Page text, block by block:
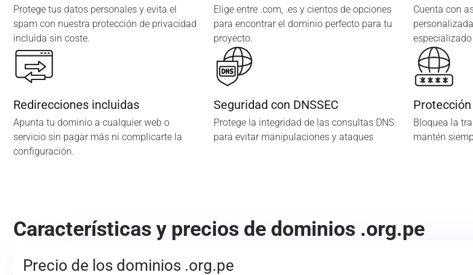
Protege tus datos personales y evita el
spam con nuestra protección de privacidad
incluida sin coste.
Elige entre .com, .es y cientos de opciones
para encontrar el dominio perfecto para tu
proyecto.
Cuenta con
Redirecciones incluidas
Apunta tu dominio a cualquier web o
servicio sin pagar más ni complicarte la
configuración.
Seguridad con DNSSEC
Protege la integridad de las consultas DNS
para evitar manipulaciones y ataques
Bloquea la
mantén
Características y precios de dominios .org.pe
Precio de los dominios .org.pe